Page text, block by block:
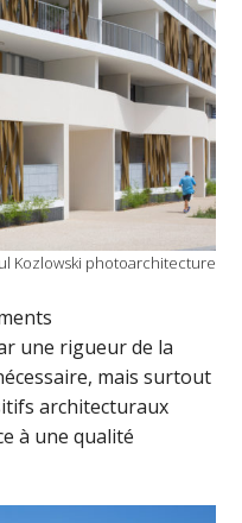
Kozlowski photoarchitecture
une rigueur de la
mais surtout
architecturaux
à une qualité